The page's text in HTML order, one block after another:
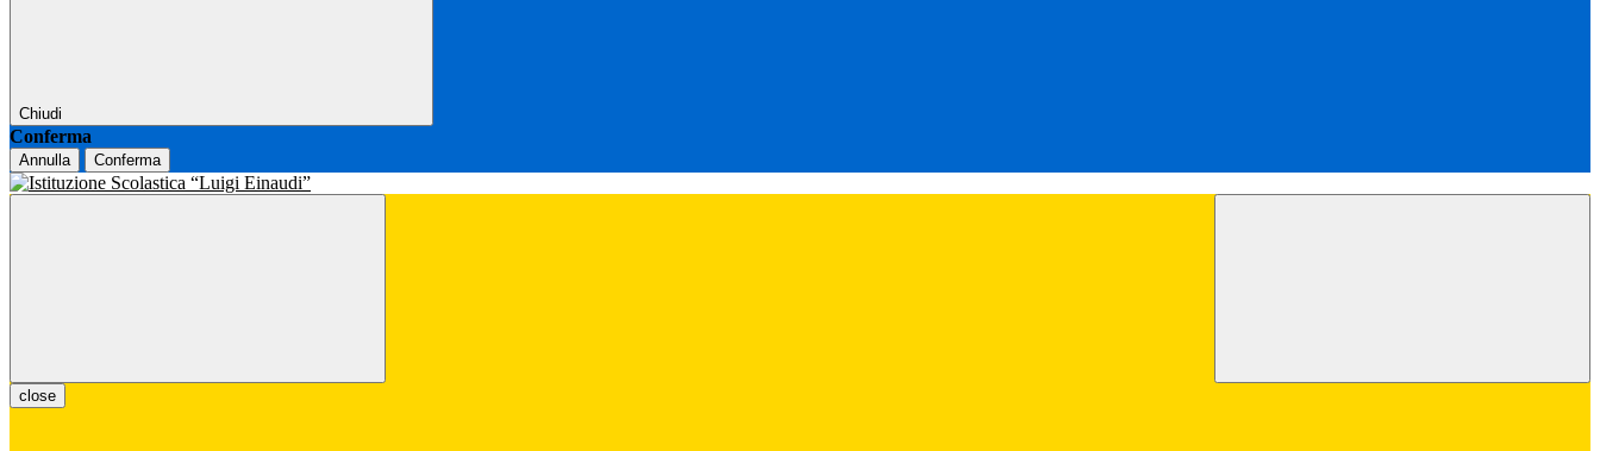
Chiudi
Conferma
Annulla Conferma
close